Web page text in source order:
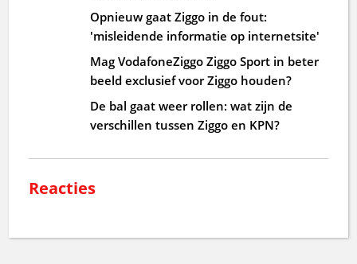
Opnieuw gaat Ziggo in de fout:
'misleidende informatie op internetsite'
Mag VodafoneZiggo Ziggo Sport in beter
beeld exclusief voor Ziggo houden?
De bal gaat weer rollen: wat zijn de
verschillen tussen Ziggo en KPN?
Reacties